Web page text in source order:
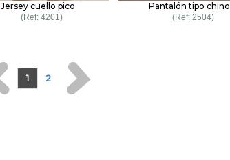
Jersey cuello pico
4201
Pantalón tipo chino
2504
1 2